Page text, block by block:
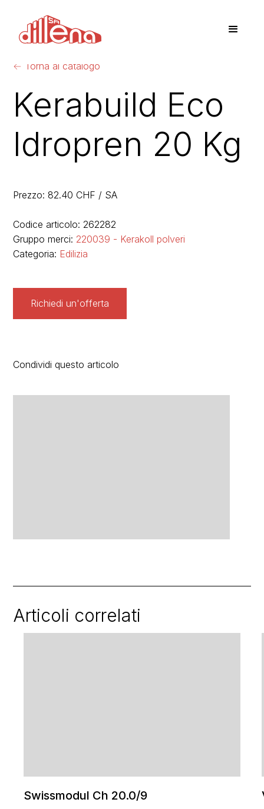
← Torna al catalogo
Kerabuild Eco
Idropren 20 Kg
Prezzo: 82.40 CHF / SA
Codice articolo: 262282
Gruppo merci: 220039 - Kerakoll polveri
Categoria: Edilizia
Richiedi un'offerta
Condividi questo articolo
Articoli correlati
Swissmodul Ch 20.0/9